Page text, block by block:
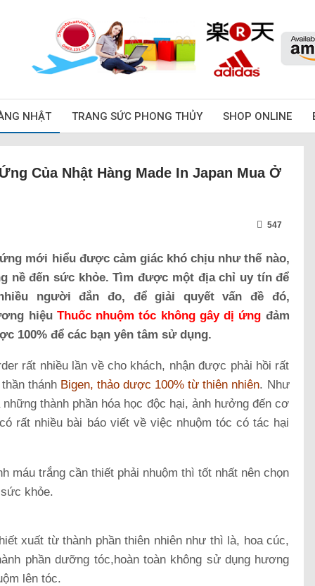
NHẬT TRANG SỨC PHONG THỦY SHOP ONLINE
Của Nhật Hàng Made In Japan Mua Ở
547
mới hiểu được cảm giác khó chịu như thế nào,
nề đến sức khỏe. Tìm được một địa chỉ uy tín để
người đắn đo, để giải quyết vấn đề đó,
hiệu Thuốc nhuộm tóc không gây dị ứng đảm
100% để các bạn yên tâm sử dụng.
rất nhiều lần về cho khách, nhận được phải hồi rất
thánh Bigen, thảo dược 100% từ thiên nhiên. Như
thành phần hóa học độc hại, ảnh hưởng đến cơ
rất nhiều bài báo viết về việc nhuộm tóc có tác hại
máu trắng cần thiết phải nhuộm thì tốt nhất nên chọn
khỏe.
xuất từ thành phần thiên nhiên như thì là, hoa cúc,
phần dưỡng tóc,hoàn toàn không sử dụng hương
lên tóc.